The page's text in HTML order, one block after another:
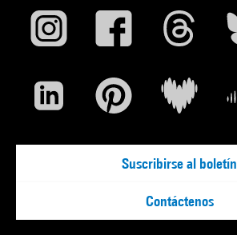
Suscribirse al boletín
Contáctenos